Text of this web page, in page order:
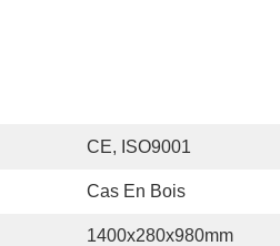
CE, ISO9001
Cas En Bois
1400x280x980mm